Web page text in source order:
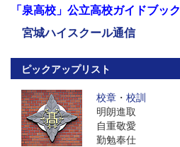
「泉高校」公立高校ガイドブック
宮城ハイスクール通信
ピックアップリスト
校章 ・ 校訓
明朗進取
自重敬愛
勤勉奉仕